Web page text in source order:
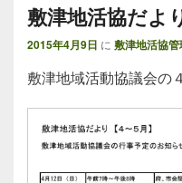
敷津地活協だよ
2015年4月9日 に 敷津地活協
敷津地域活動協議会の